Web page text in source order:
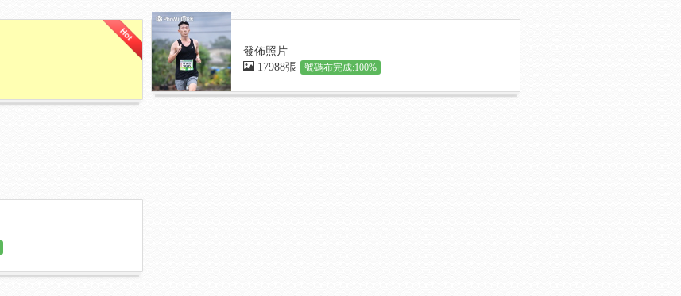
發佈照片
17988張
號碼布完成:100%